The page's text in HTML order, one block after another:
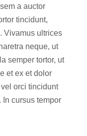
a auctor
tincidunt,
Vivamus ultrices
neque, ut
semper tortor, ut
et ex et dolor
orci tincidunt
In cursus tempor